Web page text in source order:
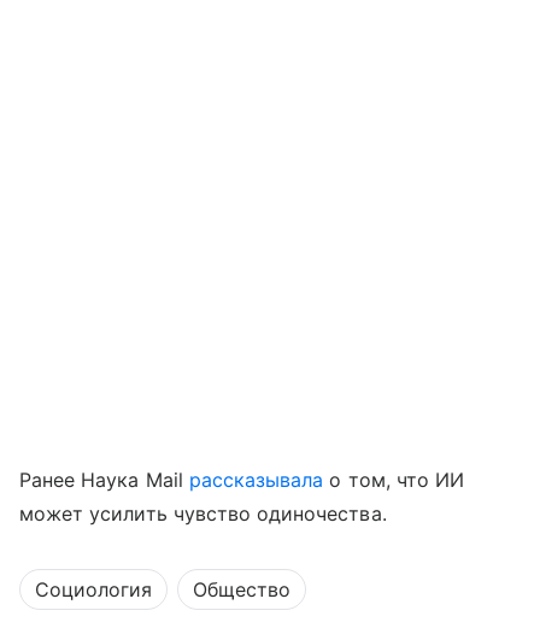
Ранее Наука Mail рассказывала о том, что ИИ
может усилить чувство одиночества.
Социология Общество